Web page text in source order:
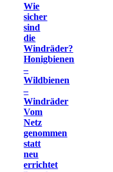
Wie
sicher
sind
die
Windräder?
Honigbienen
–
Wildbienen
–
Windräder
Vom
Netz
genommen
statt
neu
errichtet